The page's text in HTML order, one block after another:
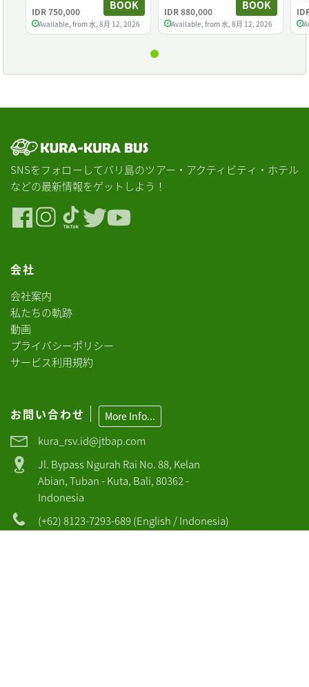
IDR 750,000 BOOK
Available, from 水, 8月 12, 2026
IDR 880,000 BOOK
Available, from 水, 8月 12, 2026
SNSをフォローしてバリ島のツアー・アクティビティ・ホテル
などの最新情報をゲットしよう！
会社
会社案内
私たちの軌跡
動画
プライバシーポリシー
サービス利用規約
お問い合わせ More Info...
kura_rsv.id@jtbap.com
Jl. Bypass Ngurah Rai No. 88, Kelan
Abian, Tuban - Kuta, Bali, 80362 -
Indonesia
(+62) 8123-7293-689 (English / Indonesia)